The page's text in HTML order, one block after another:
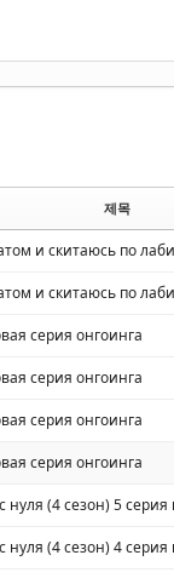
제목
и скитаюсь по
и скитаюсь по
серия онгоинга
серия онгоинга
серия онгоинга
серия онгоинга
(4 сезон) 5 серия
(4 сезон) 4 серия